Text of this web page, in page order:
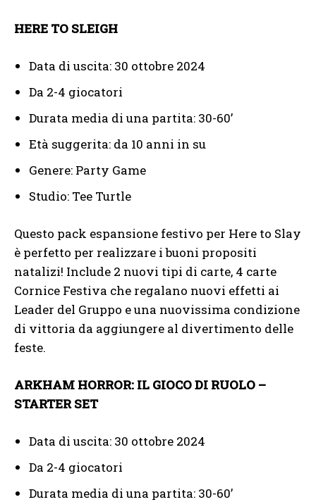
HERE TO SLEIGH
Data di uscita: 30 ottobre 2024
Da 2-4 giocatori
Durata media di una partita: 30-60’
Età suggerita: da 10 anni in su
Genere: Party Game
Studio: Tee Turtle
Questo pack espansione festivo per Here to Slay
è perfetto per realizzare i buoni propositi
natalizi! Include 2 nuovi tipi di carte, 4 carte
Cornice Festiva che regalano nuovi effetti ai
Leader del Gruppo e una nuovissima condizione
di vittoria da aggiungere al divertimento delle
feste.
ARKHAM HORROR: IL GIOCO DI RUOLO –
STARTER SET
Data di uscita: 30 ottobre 2024
Da 2-4 giocatori
Durata media di una partita: 30-60’